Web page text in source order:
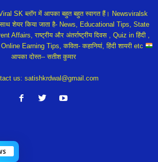
SK ब्लॉग में आपका बहुत बहुत स्वागत हैं। Newsviralsk
शेयर किया जाता है- News, Educational Tips, State
Affairs, राष्ट्रीय और अंतर्राष्ट्रीय दिवस , Quiz in हिंदी ,
Earning Tips, कविता- कहानियां, हिंदी शायरी etc
आपका दोस्त-- सतीश कुमार
us: satishkrdwal@gmail.com